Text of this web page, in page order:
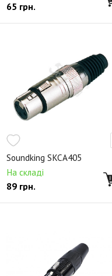
65 грн.
Soundking SKCA405
На складі
89 грн.